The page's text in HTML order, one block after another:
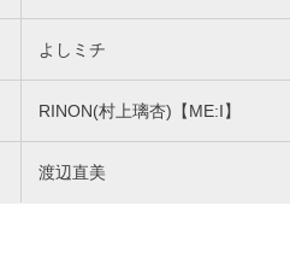
よしミチ
RINON(村上璃杏)【ME:I】
渡辺直美